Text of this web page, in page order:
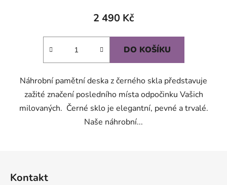
2 490 Kč
DO KOŠÍKU
Náhrobní pamětní deska z černého skla představuje
zažité značení posledního místa odpočinku Vašich
milovaných. Černé sklo je elegantní, pevné a trvalé.
Naše náhrobní...
Kontakt